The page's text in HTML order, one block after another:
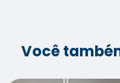
Você